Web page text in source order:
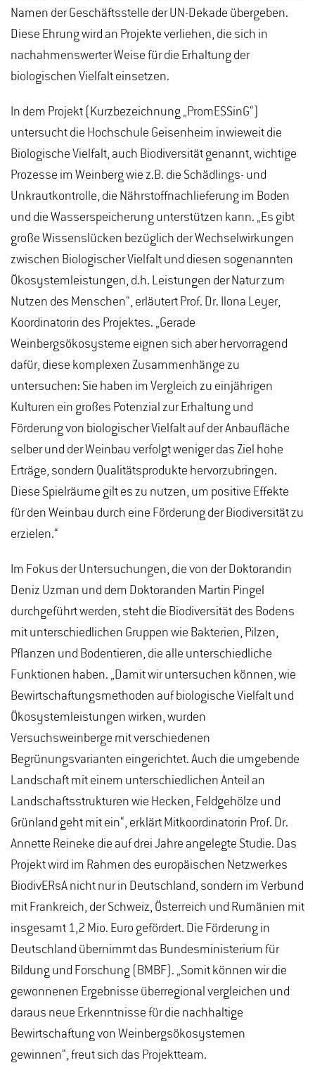
Namen der Geschäftsstelle der UN-Dekade übergeben.
Diese Ehrung wird an Projekte verliehen, die sich in
nachahmenswerter Weise für die Erhaltung der
biologischen Vielfalt einsetzen.
In dem Projekt (Kurzbezeichnung „PromESSinG“)
untersucht die Hochschule Geisenheim inwieweit die
Biologische Vielfalt, auch Biodiversität genannt, wichtige
Prozesse im Weinberg wie z.B. die Schädlings- und
Unkrautkontrolle, die Nährstoffnachlieferung im Boden
und die Wasserspeicherung unterstützen kann. „Es gibt
große Wissenslücken bezüglich der Wechselwirkungen
zwischen Biologischer Vielfalt und diesen sogenannten
Ökosystemleistungen, d.h. Leistungen der Natur zum
Nutzen des Menschen“, erläutert Prof. Dr. Ilona Leyer,
Koordinatorin des Projektes. „Gerade
Weinbergsökosysteme eignen sich aber hervorragend
dafür, diese komplexen Zusammenhänge zu
untersuchen: Sie haben im Vergleich zu einjährigen
Kulturen ein großes Potenzial zur Erhaltung und
Förderung von biologischer Vielfalt auf der Anbaufläche
selber und der Weinbau verfolgt weniger das Ziel hohe
Erträge, sondern Qualitätsprodukte hervorzubringen.
Diese Spielräume gilt es zu nutzen, um positive Effekte
für den Weinbau durch eine Förderung der Biodiversität zu
erzielen.“
Im Fokus der Untersuchungen, die von der Doktorandin
Deniz Uzman und dem Doktoranden Martin Pingel
durchgeführt werden, steht die Biodiversität des Bodens
mit unterschiedlichen Gruppen wie Bakterien, Pilzen,
Pflanzen und Bodentieren, die alle unterschiedliche
Funktionen haben. „Damit wir untersuchen können, wie
Bewirtschaftungsmethoden auf biologische Vielfalt und
Ökosystemleistungen wirken, wurden
Versuchsweinberge mit verschiedenen
Begrünungsvarianten eingerichtet. Auch die umgebende
Landschaft mit einem unterschiedlichen Anteil an
Landschaftsstrukturen wie Hecken, Feldgehölze und
Grünland geht mit ein“, erklärt Mitkoordinatorin Prof. Dr.
Annette Reineke die auf drei Jahre angelegte Studie. Das
Projekt wird im Rahmen des europäischen Netzwerkes
BiodivERsA nicht nur in Deutschland, sondern im Verbund
mit Frankreich, der Schweiz, Österreich und Rumänien mit
insgesamt 1,2 Mio. Euro gefördert. Die Förderung in
Deutschland übernimmt das Bundesministerium für
Bildung und Forschung (BMBF). „Somit können wir die
gewonnenen Ergebnisse überregional vergleichen und
daraus neue Erkenntnisse für die nachhaltige
Bewirtschaftung von Weinbergsökosystemen
gewinnen“, freut sich das Projektteam.